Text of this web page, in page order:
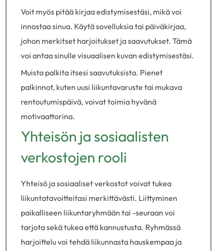
Voit myös pitää kirjaa edistymisestäsi, mikä voi
innostaa sinua. Käytä sovelluksia tai päiväkirjaa,
johon merkitset harjoitukset ja saavutukset. Tämä
voi antaa sinulle visuaalisen kuvan edistymisestäsi.
Muista palkita itsesi saavutuksista. Pienet
palkinnot, kuten uusi liikuntavaruste tai mukava
rentoutumispäivä, voivat toimia hyvänä
motivaattorina.
Yhteisön ja sosiaalisten
verkostojen rooli
Yhteisö ja sosiaaliset verkostot voivat tukea
liikuntatavoitteitasi merkittävästi. Liittyminen
paikalliseen liikuntaryhmään tai -seuraan voi
tarjota sekä tukea että kannustusta. Ryhmässä
harjoittelu voi tehdä liikunnasta hauskempaa ja